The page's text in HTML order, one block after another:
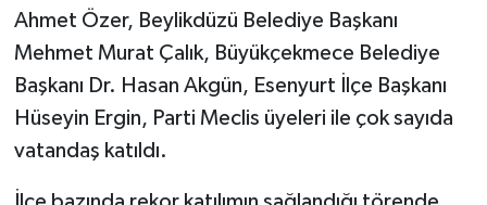
Ahmet Özer, Beylikdüzü Belediye Başkanı
Mehmet Murat Çalık, Büyükçekmece Belediye
Başkanı Dr. Hasan Akgün, Esenyurt İlçe Başkanı
Hüseyin Ergin, Parti Meclis üyeleri ile çok sayıda
vatandaş katıldı.